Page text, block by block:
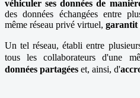
véhiculer ses données de
des données échangées entre
même réseau privé virtuel, garantit
Un tel réseau, établi entre
tous les collaborateurs d'une
données partagées et, ainsi, d'